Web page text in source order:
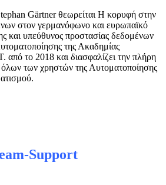
Gärtner θεωρείται Η κορυφή στην
στον γερμανόφωνο και ευρωπαϊκό
και υπεύθυνος προστασίας δεδομένων
της Ακαδημίας
το 2018 και διασφαλίζει την πλήρη
των χρηστών της Αυτοματοποίησης
Support